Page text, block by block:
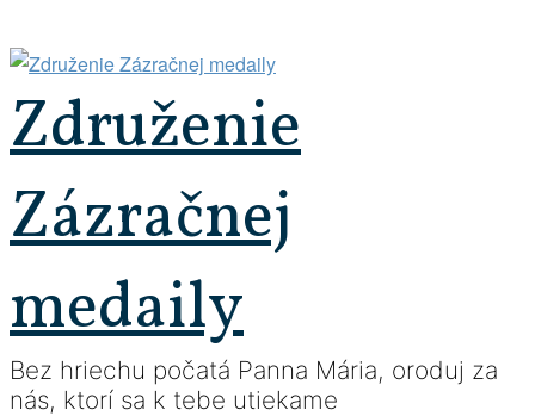
na
obsah
Združenie
Zázračnej
medaily
Bez hriechu počatá Panna Mária, oroduj za
nás, ktorí sa k tebe utiekame